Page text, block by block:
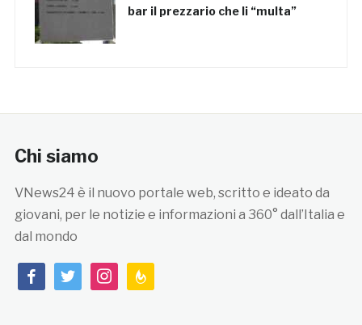
bar il prezzario che li “multa”
Chi siamo
VNews24 è il nuovo portale web, scritto e ideato da
giovani, per le notizie e informazioni a 360° dall’Italia e
dal mondo
facebooktwitterinstagramfeedburner